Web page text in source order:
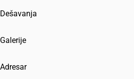
Dešavanja
Galerije
Adresar